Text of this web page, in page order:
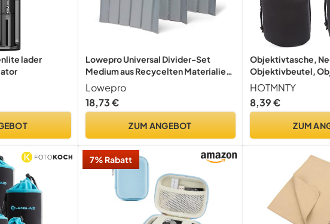
lader
Lowepro Universal Divider-Set
Medium aus Recycelten Materialien,
Trennwände für Kamerataschen für
Spiegelreflexkameras und
Spiegellose Kameras, Set à 3 Stück
Lowepro
18,73 €
ZUM ANGEBOT
Objektivtasche,
Objektivbeutel,
Kamerazubehör
Wasserdichte
Kamera Objektiv,
2 Stück
HOTMNTY
8,39 €
ZUM
7% Rabatt